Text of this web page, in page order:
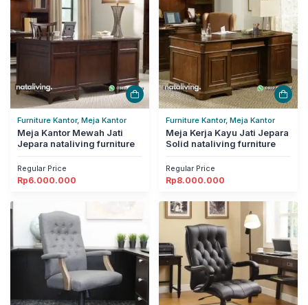
Furniture Kantor, Meja Kantor
Meja Kantor Mewah Jati
Jepara nataliving furniture
Regular Price
Rp6.000.000
Furniture Kantor, Meja Kantor
Meja Kerja Kayu Jati Jepara
Solid nataliving furniture
Regular Price
Rp8.000.000